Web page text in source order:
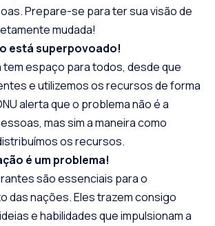
Prepare-se para ter sua visão de
mudada!
está superpovoado!
tem espaço para todos, desde que
e utilizemos os recursos de forma
alerta que o problema não é a
mas sim a maneira como
os recursos.
é um problema!
são essenciais para o
das nações. Eles trazem consigo
e habilidades que impulsionam a